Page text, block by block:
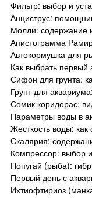
Фильтр: выбор и
Анциструс:
Молли: содержание
Апистограмма
Автокормушка для
Как выбрать
Сифон для грунта:
Грунт для
Сомик коридорас:
Параметры воды в
Жесткость воды: как
Скалярия:
Компрессор: выбор
Попугай (рыба):
Первый день с
Ихтиофтириоз